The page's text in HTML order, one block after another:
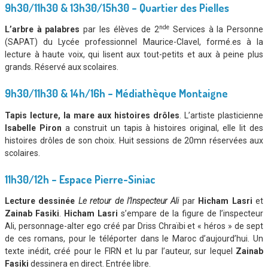
9h30/11h30 & 13h30/15h30 – Quartier des Pielles
L’arbre à palabres par les élèves de 2nde Services à la Personne
(SAPAT) du Lycée professionnel Maurice-Clavel, formé.es à la
lecture à haute voix, qui lisent aux tout-petits et aux à peine plus
grands. Réservé aux scolaires.
9h30/11h30 & 14h/16h – Médiathèque Montaigne
Tapis lecture, la mare aux histoires drôles . L’artiste plasticienne
Isabelle Piron a construit un tapis à histoires original, elle lit des
histoires drôles de son choix. Huit sessions de 20mn réservées aux
scolaires.
11h30/12h – Espace Pierre-Siniac
Lecture dessinée Le retour de l’Inspecteur Alipar Hicham Lasri et
Zainab Fasiki
Hicham Lasri s’empare de la figure de l’inspecteur
Ali, personnage-alter ego créé par Driss Chraïbi et « héros » de sept
de ces romans, pour le téléporter dans le Maroc d’aujourd’hui. Un
texte inédit, créé pour le FIRN et lu par l’auteur, sur lequel Zainab
Fasiki dessinera en direct. Entrée libre.